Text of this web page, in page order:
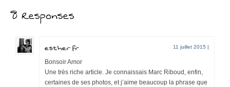
8 Responses
esther fr 11 juillet 2015 |
Bonsoir Amor
Une très riche article. Je connaissais Marc Riboud, enfin,
certaines de ses photos, et j’aime beaucoup la phrase que